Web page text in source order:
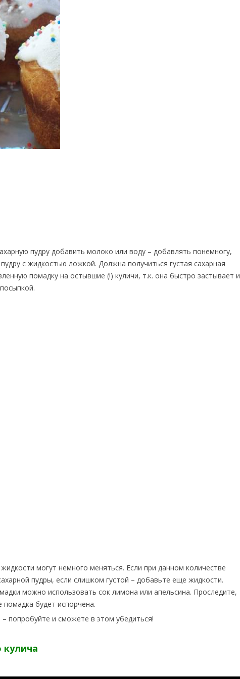
пудру добавить молоко или воду – добавлять понемногу,
с жидкостью ложкой. Должна получиться густая сахарная
помадку на остывшие (!) куличи, т.к. она быстро застывает и
могут немного меняться. Если при данном количестве
пудры, если слишком густой – добавьте еще жидкости.
можно использовать сок лимона или апельсина. Проследите,
будет испорчена.
попробуйте и сможете в этом убедиться!
кулича